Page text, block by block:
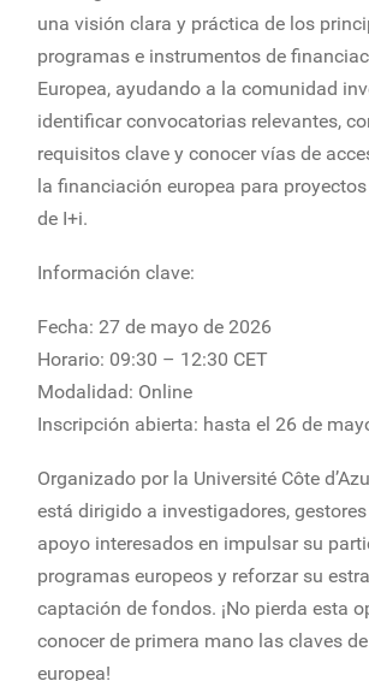
una visión clara y práctica de los
programas e instrumentos de
Europea, ayudando a la comunidad
identificar convocatorias relevantes,
requisitos clave y conocer vías de
la financiación europea para
de I+i.
Información clave:
Fecha: 27 de mayo de 2026
Horario: 09:30 – 12:30 CET
Modalidad: Online
Inscripción abierta: hasta el 26 de
Organizado por la Université Côte
está dirigido a investigadores,
apoyo interesados en impulsar su
programas europeos y reforzar su
captación de fondos. ¡No pierda esta
conocer de primera mano las claves
europea!